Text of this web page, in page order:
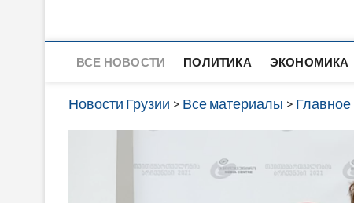
ВСЕ НОВОСТИ ПОЛИТИКА ЭКОНОМИКА
Новости Грузии > Все материалы > Главное